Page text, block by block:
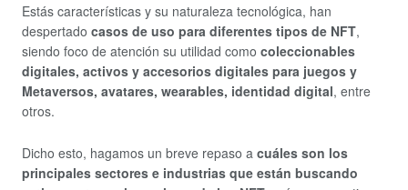
Estás características y su naturaleza tecnológica, han
despertado casos de uso para diferentes tipos de NFT,
siendo foco de atención su utilidad como coleccionables
digitales, activos y accesorios digitales para juegos y
Metaversos, avatares, wearables, identidad digital, entre
otros.
Dicho esto, hagamos un breve repaso a cuáles son los
principales sectores e industrias que están buscando